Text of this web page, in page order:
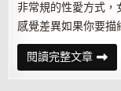
非常規的性愛方式
感覺差異如果你要描
閱讀完整文章讓
她
更